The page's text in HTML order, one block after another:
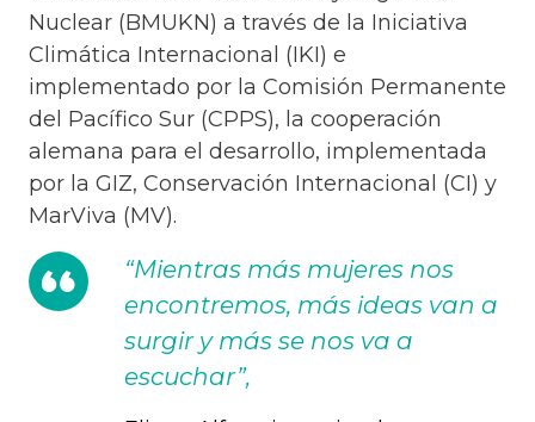
Nuclear (BMUKN) a través de la Iniciativa
Climática Internacional (IKI) e
implementado por la Comisión Permanente
del Pacífico Sur (CPPS), la cooperación
alemana para el desarrollo, implementada
por la GIZ, Conservación Internacional (CI) y
MarViva (MV).
“Mientras más mujeres nos
encontremos, más ideas van a
surgir y más se nos va a
escuchar”,